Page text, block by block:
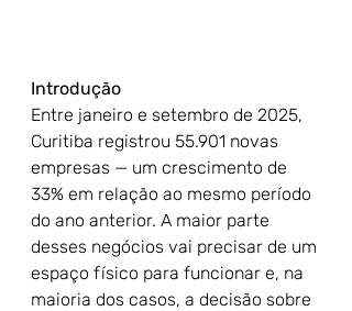
Introdução
Entre janeiro e setembro de 2025,
Curitiba registrou 55.901 novas
empresas — um crescimento de
33% em relação ao mesmo período
do ano anterior. A maior parte
desses negócios vai precisar de um
espaço físico para funcionar e, na
maioria dos casos, a decisão sobre